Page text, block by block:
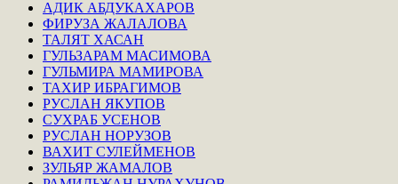
АДИК АБДУКАХАРОВ
ФИРУЗА ЖАЛАЛОВА
ТАЛЯТ ХАСАН
ГУЛЬЗАРАМ МАСИМОВА
ГУЛЬМИРА МАМИРОВА
ТАХИР ИБРАГИМОВ
РУСЛАН ЯКУПОВ
СУХРАБ УСЕНОВ
РУСЛАН НОРУЗОВ
ВАХИТ СУЛЕЙМЕНОВ
ЗУЛЬЯР ЖАМАЛОВ